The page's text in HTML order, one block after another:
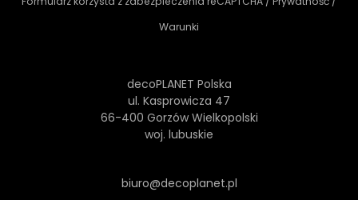
Warunki
decoPLANET Polska
ul. Kasprowicza 47
66-400 Gorzów Wielkopolski
woj. lubuskie
biuro@decoplanet.pl